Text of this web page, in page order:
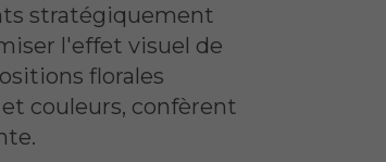
stratégiquement
l'effet visuel de
florales
couleurs, confèrent